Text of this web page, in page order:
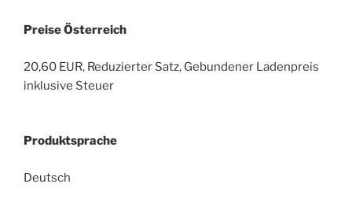
Preise Österreich
20,60 EUR, Reduzierter Satz, Gebundener Ladenpreis
inklusive Steuer
Produktsprache
Deutsch